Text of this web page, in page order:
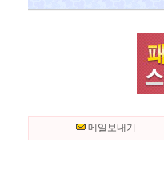
메일보내기